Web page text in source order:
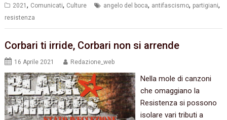
2021, Comunicati, Culture angelo del boca, antifascismo, partigiani,
resistenza
Corbari ti irride, Corbari non si arrende
16 Aprile 2021 Redazione_web
Nella mole di canzoni
che omaggiano la
Resistenza si possono
isolare vari tributi a